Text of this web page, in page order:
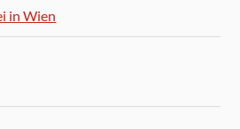
in Wien